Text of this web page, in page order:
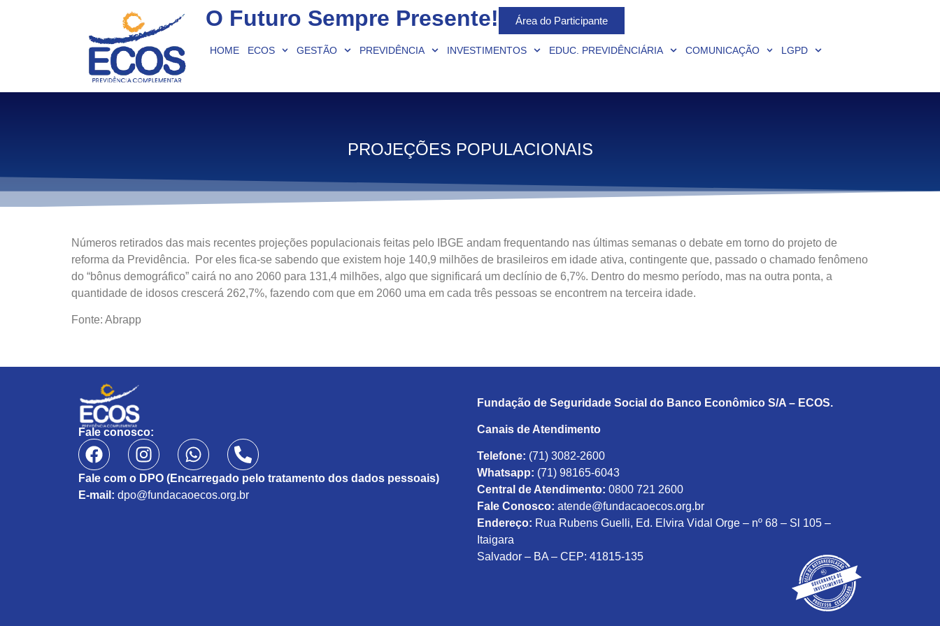
O Futuro Sempre Presente! Área do Participante
HOME ECOS GESTÃO PREVIDÊNCIA INVESTIMENTOS EDUC. PREVIDÊNCIÁRIA COMUNICAÇÃO LGPD
PROJEÇÕES POPULACIONAIS
Números retirados das mais recentes projeções populacionais feitas pelo IBGE andam frequentando nas últimas semanas o debate em torno do projeto de
reforma da Previdência. Por eles fica-se sabendo que existem hoje 140,9 milhões de brasileiros em idade ativa, contingente que, passado o chamado fenômeno
do “bônus demográfico” cairá no ano 2060 para 131,4 milhões, algo que significará um declínio de 6,7%. Dentro do mesmo período, mas na outra ponta, a
quantidade de idosos crescerá 262,7%, fazendo com que em 2060 uma em cada três pessoas se encontrem na terceira idade.
Fonte: Abrapp
Fale conosco:
Fale com o DPO (Encarregado pelo tratamento dos dados pessoais)
E-mail: dpo@fundacaoecos.org.br
Fundação de Seguridade Social do Banco Econômico S/A – ECOS.
Canais de Atendimento
Telefone: (71) 3082-2600
Whatsapp: (71) 98165-6043
Central de Atendimento: 0800 721 2600
Fale Conosco: atende@fundacaoecos.org.br
Endereço: Rua Rubens Guelli, Ed. Elvira Vidal Orge – nº 68 – Sl 105 –
Itaigara
Salvador – BA – CEP: 41815-135